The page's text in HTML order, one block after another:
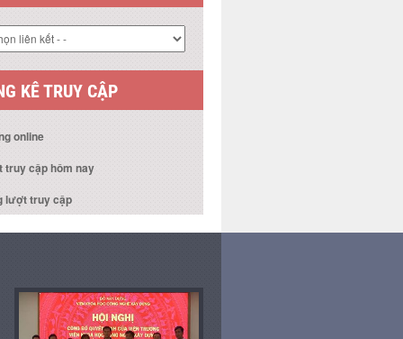
KÊ TRUY CẬP
online
truy cập hôm nay
lượt truy cập